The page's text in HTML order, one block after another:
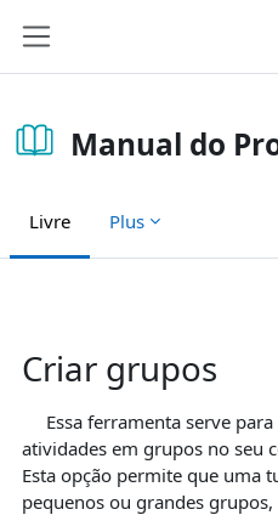
Manual do
Livre Plus
Criar grupos
Essa ferramenta serve
atividades em grupos no seu
Esta opção permite que uma
pequenos ou grandes